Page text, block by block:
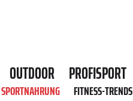
OUTDOOR PROFISPORT
SPORTNAHRUNG FITNESS-TRENDS